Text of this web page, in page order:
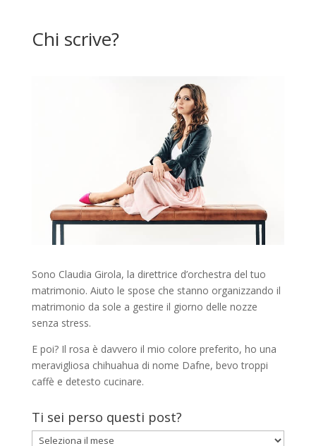
Chi scrive?
Sono Claudia Girola, la direttrice d’orchestra del tuo
matrimonio. Aiuto le spose che stanno organizzando il
matrimonio da sole a gestire il giorno delle nozze
senza stress.
E poi? Il rosa è davvero il mio colore preferito, ho una
meravigliosa chihuahua di nome Dafne, bevo troppi
caffè e detesto cucinare.
Ti sei perso questi post?